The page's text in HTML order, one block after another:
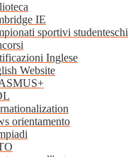
IE
sportivi studenteschi
Inglese
Website
orientamento